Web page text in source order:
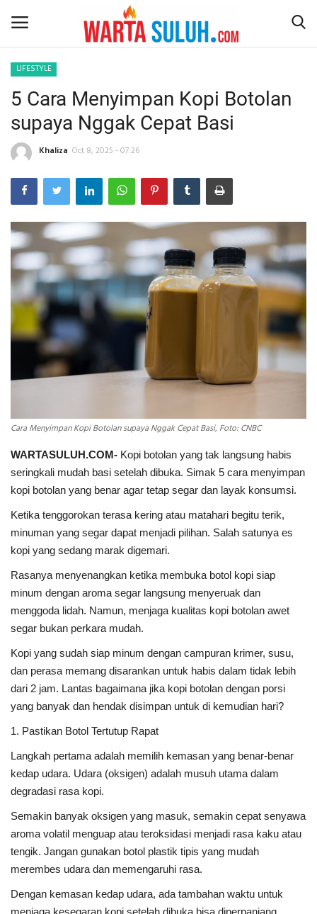
Home
NEWS
POLITIK
EKSBIS
PSPS PEKANBARU
LIFESTYLE
INDEKS
HEALTHY
LIFESTYLE
5 Cara Menyimpan Kopi Botolan
supaya Nggak Cepat Basi
Khaliza Oct 8, 2025 - 07:26
Cara Menyimpan Kopi Botolan supaya Nggak Cepat Basi, Foto: CNBC
WARTASULUH.COM- Kopi botolan yang tak langsung habis
seringkali mudah basi setelah dibuka. Simak 5 cara menyimpan
kopi botolan yang benar agar tetap segar dan layak konsumsi.
Ketika tenggorokan terasa kering atau matahari begitu terik,
minuman yang segar dapat menjadi pilihan. Salah satunya es
kopi yang sedang marak digemari.
Rasanya menyenangkan ketika membuka botol kopi siap
minum dengan aroma segar langsung menyeruak dan
menggoda lidah. Namun, menjaga kualitas kopi botolan awet
segar bukan perkara mudah.
Kopi yang sudah siap minum dengan campuran krimer, susu,
dan perasa memang disarankan untuk habis dalam tidak lebih
dari 2 jam. Lantas bagaimana jika kopi botolan dengan porsi
yang banyak dan hendak disimpan untuk di kemudian hari?
1. Pastikan Botol Tertutup Rapat
Langkah pertama adalah memilih kemasan yang benar-benar
kedap udara. Udara (oksigen) adalah musuh utama dalam
degradasi rasa kopi.
Semakin banyak oksigen yang masuk, semakin cepat senyawa
aroma volatil menguap atau teroksidasi menjadi rasa kaku atau
tengik. Jangan gunakan botol plastik tipis yang mudah
merembes udara dan memengaruhi rasa.
Dengan kemasan kedap udara, ada tambahan waktu untuk